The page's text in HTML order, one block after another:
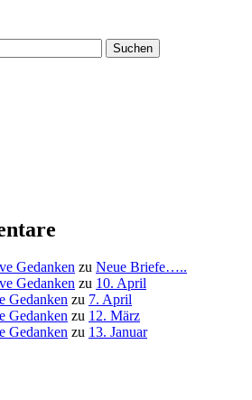
Gedanken zu Neue Briefe…..
Gedanken zu 10. April
Gedanken zu 7. April
Gedanken zu 12. März
Gedanken zu 13. Januar